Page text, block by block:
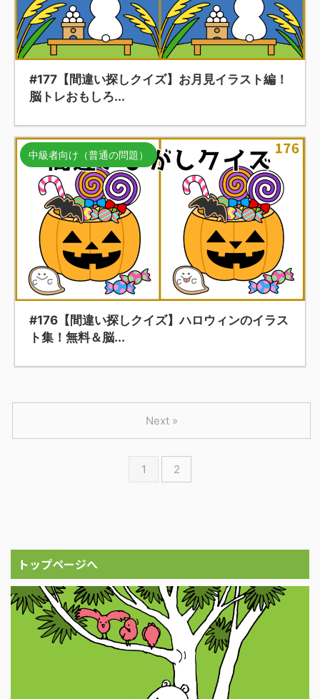
#177【間違い探しクイズ】お月見イラスト編！
脳トレおもしろ...
中級者向け（普通の問題）
#176【間違い探しクイズ】ハロウィンのイラス
ト集！無料＆脳...
1 2
Next »
トップページへ